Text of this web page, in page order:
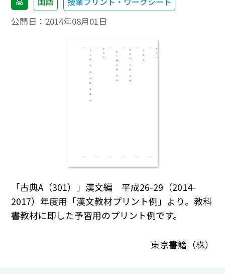
公開日： 2014年08月01日
「古典A（301）」漢文編 平成26-29（2014-
2017）年度用「漢文教材プリント例」より。教科
書教材に即した予習用のプリント例です。
東京書籍（株）